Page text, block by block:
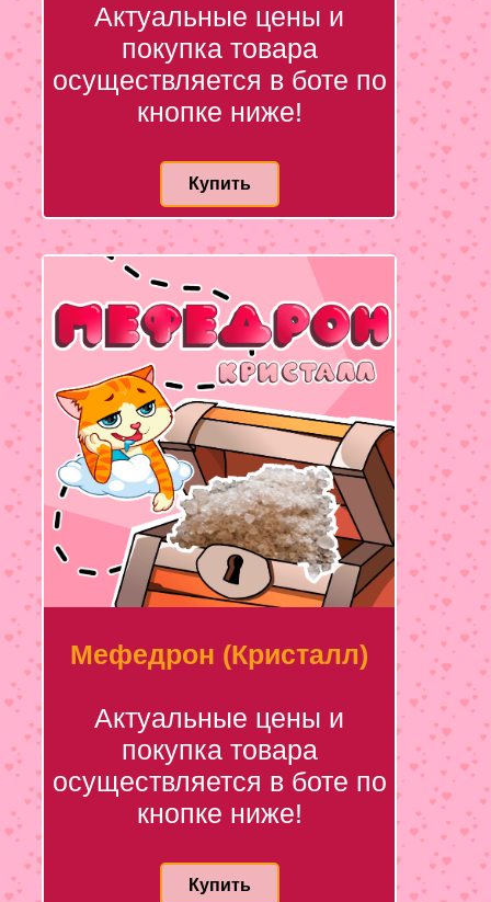
Актуальные цены и
покупка товара
осуществляется в боте по
кнопке ниже!
Купить
Мефедрон (Кристалл)
Актуальные цены и
покупка товара
осуществляется в боте по
кнопке ниже!
Купить